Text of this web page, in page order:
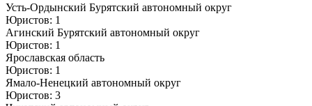
Усть-Ордынский Бурятский автономный округ
Юристов: 1
Агинский Бурятский автономный округ
Юристов: 1
Ярославская область
Юристов: 1
Ямало-Ненецкий автономный округ
Юристов: 3